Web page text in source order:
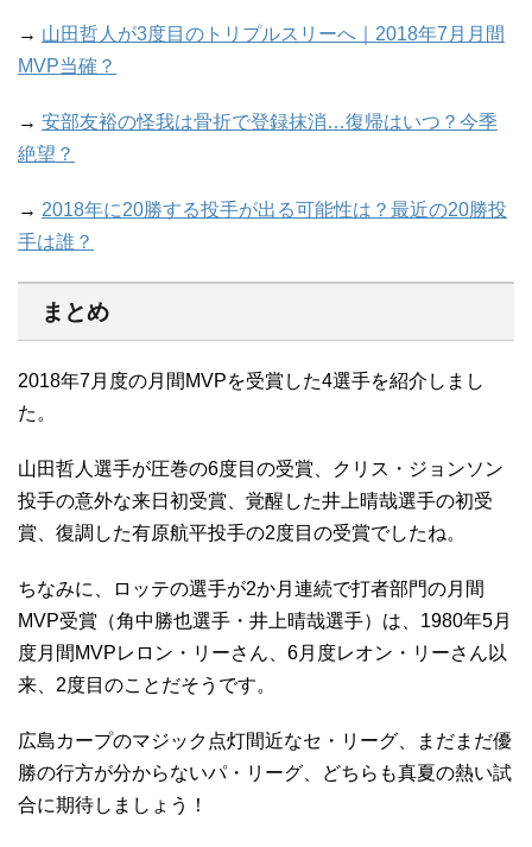
→ 山田哲人が3度目のトリプルスリーへ｜2018年7月月間
MVP当確？
→ 安部友裕の怪我は骨折で登録抹消…復帰はいつ？今季
絶望？
→ 2018年に20勝する投手が出る可能性は？最近の20勝投
手は誰？
まとめ
2018年7月度の月間MVPを受賞した4選手を紹介しまし
た。
山田哲人選手が圧巻の6度目の受賞、クリス・ジョンソン
投手の意外な来日初受賞、覚醒した井上晴哉選手の初受
賞、復調した有原航平投手の2度目の受賞でしたね。
ちなみに、ロッテの選手が2か月連続で打者部門の月間
MVP受賞（角中勝也選手・井上晴哉選手）は、1980年5月
度月間MVPレロン・リーさん、6月度レオン・リーさん以
来、2度目のことだそうです。
広島カープのマジック点灯間近なセ・リーグ、まだまだ優
勝の行方が分からないパ・リーグ、どちらも真夏の熱い試
合に期待しましょう！